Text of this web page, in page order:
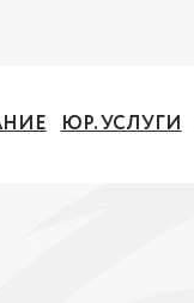
ЮР. УСЛУГИ